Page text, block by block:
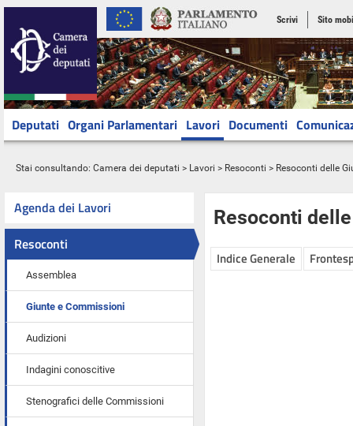
Scrivi Sito
Deputati Organi Parlamentari Lavori Documenti
Stai consultando: Camera dei deputati > Lavori > Resoconti > Resoconti delle
Agenda dei Lavori
Resoconti
Assemblea
Giunte e Commissioni
Audizioni
Indagini conoscitive
Stenografici delle Commissioni
Resoconti
Indice Generale